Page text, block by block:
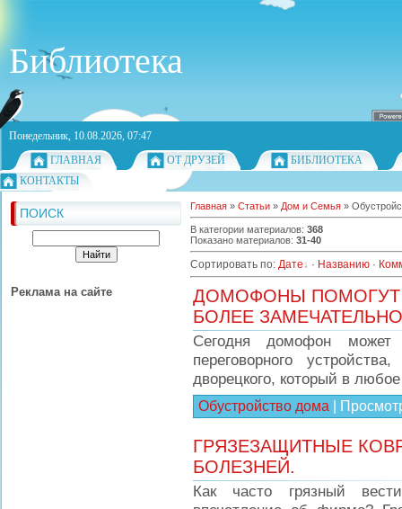
Библиотека
Понедельник, 10.08.2026, 07:47
ГЛАВНАЯ
ОТ ДРУЗЕЙ
БИБЛИОТЕКА
КОНТАКТЫ
ПОИСК
Реклама на сайте
Главная » Статьи » Дом и Семья »
В категории материалов: 368
Показано материалов: 31-40
Сортировать по: Дате · Названию ·
ДОМОФОНЫ ПОМОГУТ
БОЛЕЕ
Сегодня домофон может
переговорного
дворецкого, который в
Обустройство дома
ГРЯЗЕЗАЩИТНЫЕ
БОЛЕЗНЕЙ.
Как часто грязный